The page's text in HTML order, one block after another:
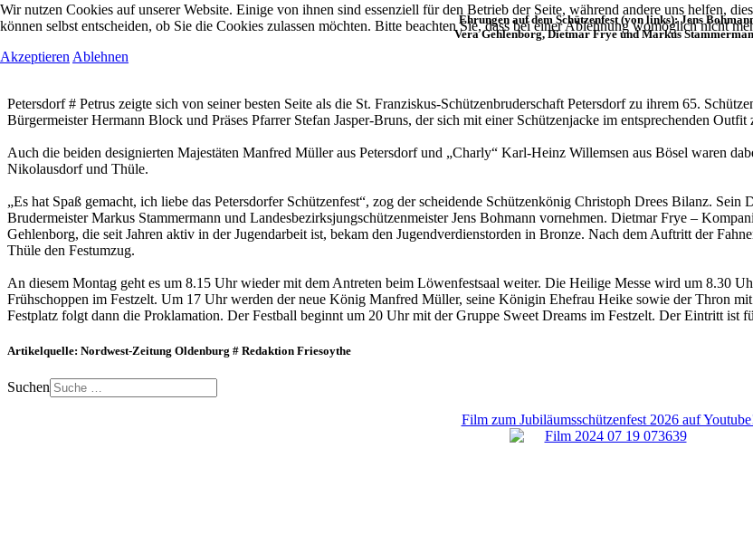
Ehrungen auf dem Schützenfest (von links): Jens
Vera Gehlenborg, Dietmar Frye und Markus
Petersdorf # Petrus zeigte sich von seiner besten Seite als die St. Franziskus-Schützenbruderschaft Petersdorf zu ihrem 65.
Bürgermeister Hermann Block und Präses Pfarrer Stefan Jasper-Bruns, der sich mit einer Schützenjacke im entsprechenden Outfit
Auch die beiden designierten Majestäten Manfred Müller aus Petersdorf und „Charly“ Karl-Heinz Willemsen aus Bösel waren
Nikolausdorf und Thüle.
„Es hat Spaß gemacht, ich liebe das Petersdorfer Schützenfest“, zog der scheidende Schützenkönig Christoph Drees Bilanz.
Brudermeister Markus Stammermann und Landesbezirksjungschützenmeister Jens Bohmann vornehmen. Dietmar Frye –
Gehlenborg, die seit Jahren aktiv in der Jugendarbeit ist, bekam den Jugendverdienstorden in Bronze. Nach dem Auftritt der
Thüle den Festumzug.
An diesem Montag geht es um 8.15 Uhr wieder mit dem Antreten beim Löwenfestsaal weiter. Die Heilige Messe wird um 8.30
Frühschoppen im Festzelt. Um 17 Uhr werden der neue König Manfred Müller, seine Königin Ehefrau Heike sowie der Thron
Festplatz folgt dann die Proklamation. Der Festball beginnt um 20 Uhr mit der Gruppe Sweet Dreams im Festzelt. Der Eintritt ist
Artikelquelle: Nordwest-Zeitung Oldenburg # Redaktion Friesoythe
Suchen
Film zum Jubiläumsschützenfest 2026 auf
Wir nutzen Cookies auf unserer Website. Einige von ihnen sind essenziell für den Betrieb der Seite, während andere uns helfen,
können selbst entscheiden, ob Sie die Cookies zulassen möchten. Bitte beachten Sie, dass bei einer Ablehnung womöglich nicht
Akzeptieren Ablehnen